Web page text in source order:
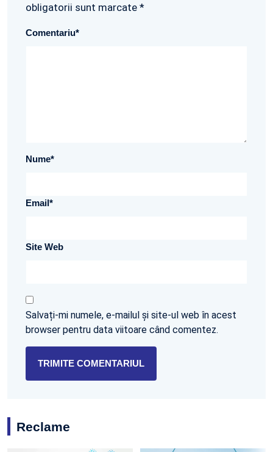
obligatorii sunt marcate *
Comentariu*
Nume*
Email*
Site Web
Salvați-mi numele, e-mailul și site-ul web în acest
browser pentru data viitoare când comentez.
Reclame